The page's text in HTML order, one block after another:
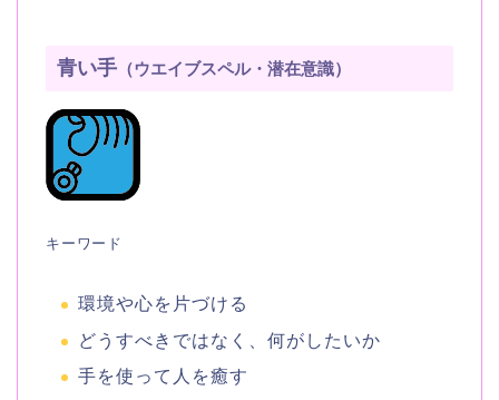
青い手 （ウエイブスペル・潜在意識）
キーワード
環境や心を片づける
どうすべきではなく、何がしたいか
手を使って人を癒す